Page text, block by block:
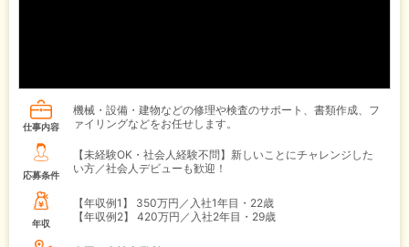
仕事内容
機械・設備・建物などの修理や検査のサポート、書類作成、フ
ァイリングなどをお任せします。
応募条件
【未経験OK・社会人経験不問】新しいことにチャレンジした
い方／社会人デビューも歓迎！
年収
【年収例1】
350万円／入社1年目・22歳
【年収例2】
420万円／入社2年目・29歳